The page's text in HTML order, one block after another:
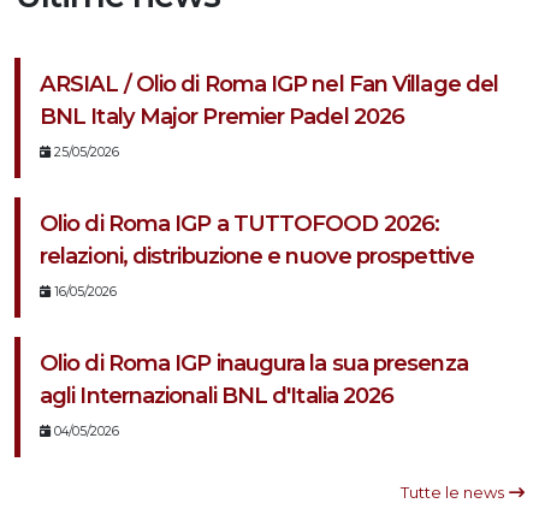
ARSIAL / Olio di Roma IGP nel Fan Village del
BNL Italy Major Premier Padel 2026
25/05/2026
Olio di Roma IGP a TUTTOFOOD 2026:
relazioni, distribuzione e nuove prospettive
16/05/2026
Olio di Roma IGP inaugura la sua presenza
agli Internazionali BNL d'Italia 2026
04/05/2026
Tutte le news